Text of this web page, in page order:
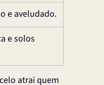
e aveludado.
e solos
atrai quem